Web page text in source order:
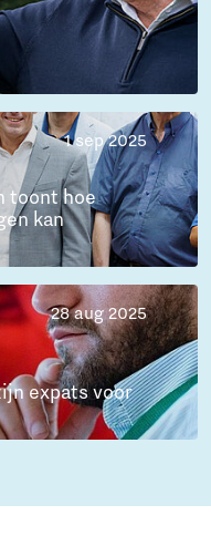
1 sep 2025
toont hoe
kan
28 aug 2025
expats voor